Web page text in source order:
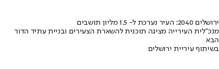
ירושלים 2040: העיר נערכת ל- 1.5 מליון תושבים
מנכ"לית העירייה מציגה תוכנית להשארת הצעירים ובניית עתיד הדור
הבא
בשיתוף עיריית ירושלים